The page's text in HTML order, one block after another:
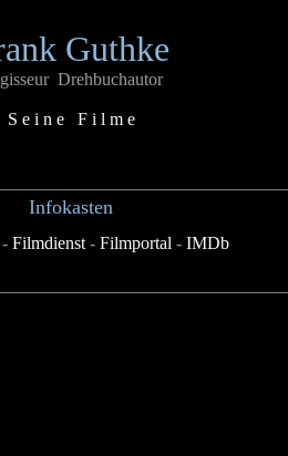
Guthke
Drehbuchautor
S e i n e F i l m e
Infokasten
- Filmdienst- Filmportal - IMDb